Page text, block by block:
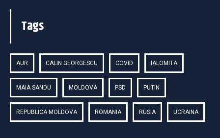
Tags
AUR CALIN GEORGESCU COVID IALOMITA
MAIA SANDU MOLDOVA PSD PUTIN
REPUBLICA MOLDOVA ROMANIA RUSIA UCRAINA